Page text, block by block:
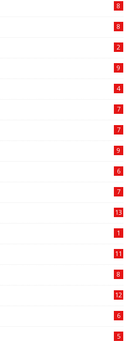
8
8
2
9
4
7
7
9
6
7
13
1
11
8
12
6
5